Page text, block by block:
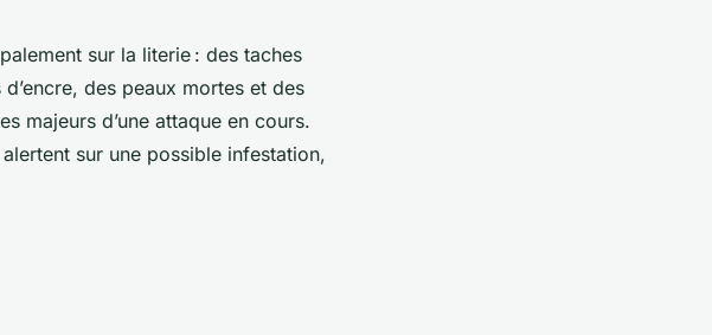
sur la literie : des taches
des peaux mortes et des
majeurs d’une attaque en cours.
sur une possible infestation,